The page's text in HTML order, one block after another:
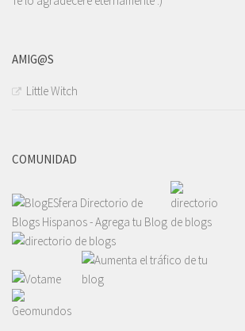
AMIG@S
Little Witch
COMUNIDAD